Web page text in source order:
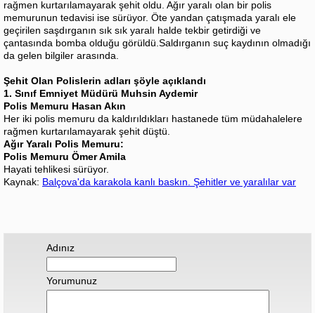
rağmen kurtarılamayarak şehit oldu. Ağır yaralı olan bir polis
memurunun tedavisi ise sürüyor. Öte yandan çatışmada yaralı ele
geçirilen saşdırganın sık sık yaralı halde tekbir getirdiği ve
çantasında bomba olduğu görüldü.Saldırganın suç kaydının olmadığı
da gelen bilgiler arasında.
Şehit Olan Polislerin adları şöyle açıklandı
1. Sınıf Emniyet Müdürü Muhsin Aydemir
Polis Memuru Hasan Akın
Her iki polis memuru da kaldırıldıkları hastanede tüm müdahalelere
rağmen kurtarılamayarak şehit düştü.
Ağır Yaralı Polis Memuru:
Polis Memuru Ömer Amila
Hayati tehlikesi sürüyor.
Kaynak: Balçova'da karakola kanlı baskın. Şehitler ve yaralılar var
Adınız
Yorumunuz